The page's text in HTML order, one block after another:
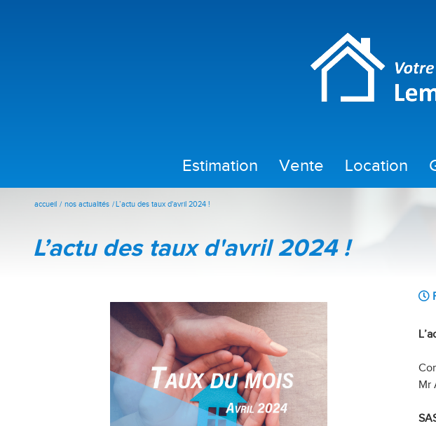
estimation vente location
location
accueil nos actualités L’actu des taux d'avril 2024 !
l’actu des taux d'avril 2024 !
Mr